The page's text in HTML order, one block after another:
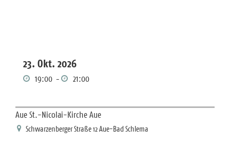
23. Okt. 2026
19:00 - 21:00
Aue St.-Nicolai-Kirche Aue
Schwarzenberger Straße 12 Aue-Bad Schlema